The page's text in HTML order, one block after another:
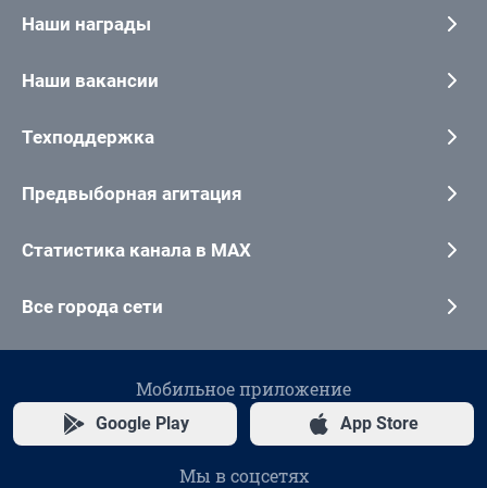
Наши награды
Наши вакансии
Техподдержка
Предвыборная агитация
Статистика канала в MAX
Все города сети
Мобильное приложение
Google Play App Store
Мы в соцсетях